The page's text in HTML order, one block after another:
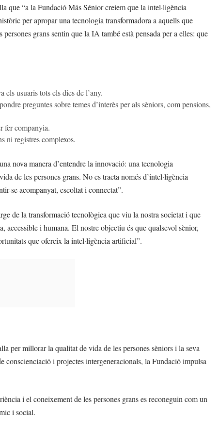
que “a la Fundació Más Sénior creiem que la intel·ligència
per apropar una tecnologia transformadora a aquells que
grans sentin que la IA també està pensada per a elles: que
els usuaris tots els dies de l’any.
preguntes sobre temes d’interès per als sèniors, com pensions,
fer companyia.
ni registres complexos.
nova manera d’entendre la innovació: una tecnologia
de les persones grans. No es tracta només d’intel·ligència
se acompanyat, escoltat i connectat”.
de la transformació tecnològica que viu la nostra societat i que
i humana. El nostre objectiu és que qualsevol sènior,
que ofereix la intel·ligència artificial”.
per millorar la qualitat de vida de les persones sèniors i la seva
conscienciació i projectes intergeneracionals, la Fundació impulsa
i el coneixement de les persones grans es reconeguin com un
i social.